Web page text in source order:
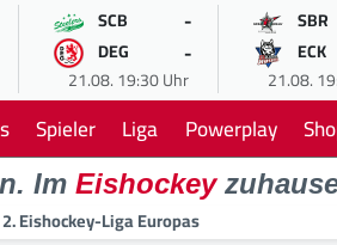
SCB -
DEG -
21.08. 19:30 Uhr
SBR
ECK
21.08.
Spieler Liga Powerplay
Im Eishockey
Eishockey-Liga Europas